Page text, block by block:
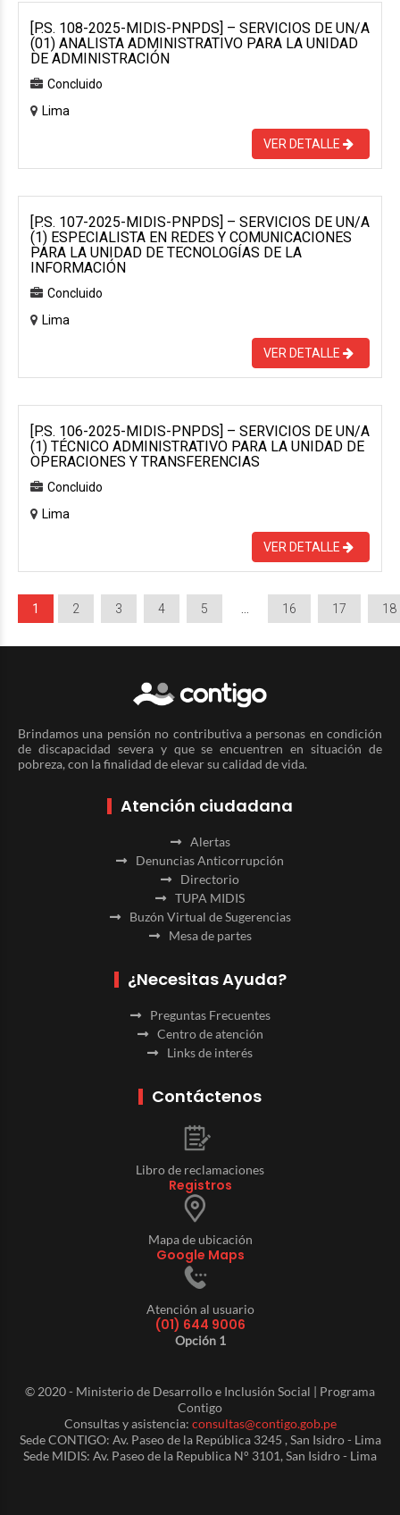
[P.S. 108-2025-MIDIS-PNPDS] – SERVICIOS DE UN/A
(01) ANALISTA ADMINISTRATIVO PARA LA UNIDAD
DE ADMINISTRACIÓN
Concluido
Lima
VER DETALLE
[P.S. 107-2025-MIDIS-PNPDS] – SERVICIOS DE UN/A
(1) ESPECIALISTA EN REDES Y COMUNICACIONES
PARA LA UNIDAD DE TECNOLOGÍAS DE LA
INFORMACIÓN
Concluido
Lima
VER DETALLE
[P.S. 106-2025-MIDIS-PNPDS] – SERVICIOS DE UN/A
(1) TÉCNICO ADMINISTRATIVO PARA LA UNIDAD DE
OPERACIONES Y TRANSFERENCIAS
Concluido
Lima
VER DETALLE
1 2 3 4 5 16 17 18
Brindamos una pensión no contributiva a personas en condición
de discapacidad severa y que se encuentren en situación de
pobreza, con la finalidad de elevar su calidad de vida.
Atención ciudadana
Alertas
Denuncias Anticorrupción
Directorio
TUPA MIDIS
Buzón Virtual de Sugerencias
Mesa de partes
¿Necesitas Ayuda?
Preguntas Frecuentes
Centro de atención
Links de interés
Contáctenos
Libro de reclamaciones
Registros
Mapa de ubicación
Google Maps
Atención al usuario
(01) 644 9006
Opción 1
© 2020 - Ministerio de Desarrollo e Inclusión Social | Programa
Contigo
Consultas y asistencia: consultas@contigo.gob.pe
Sede CONTIGO: Av. Paseo de la República 3245 , San Isidro - Lima
Sede MIDIS: Av. Paseo de la Republica N° 3101, San Isidro - Lima